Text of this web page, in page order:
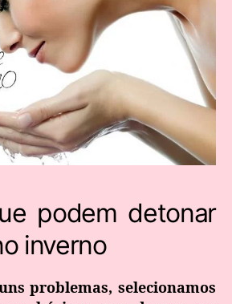
podem detonar
inverno
problemas, selecionamos